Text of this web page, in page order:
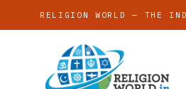
RELIGION WORLD — THE